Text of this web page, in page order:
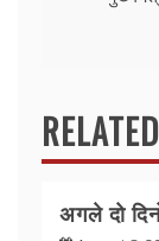
अगले दो